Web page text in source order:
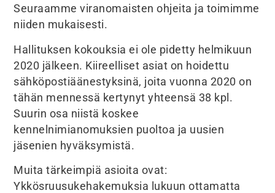
Seuraamme viranomaisten ohjeita ja toimimme
niiden mukaisesti.
Hallituksen kokouksia ei ole pidetty helmikuun
2020 jälkeen. Kiireelliset asiat on hoidettu
sähköpostiäänestyksinä, joita vuonna 2020 on
tähän mennessä kertynyt yhteensä 38 kpl.
Suurin osa niistä koskee
kennelnimianomuksien puoltoa ja uusien
jäsenien hyväksymistä.
Muita tärkeimpiä asioita ovat:
Ykkösruusukehakemuksia lukuun ottamatta